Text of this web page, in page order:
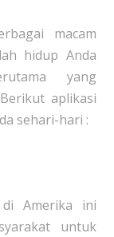
macam
hidup Anda
yang
aplikasi
sehari-hari :
Amerika ini
untuk